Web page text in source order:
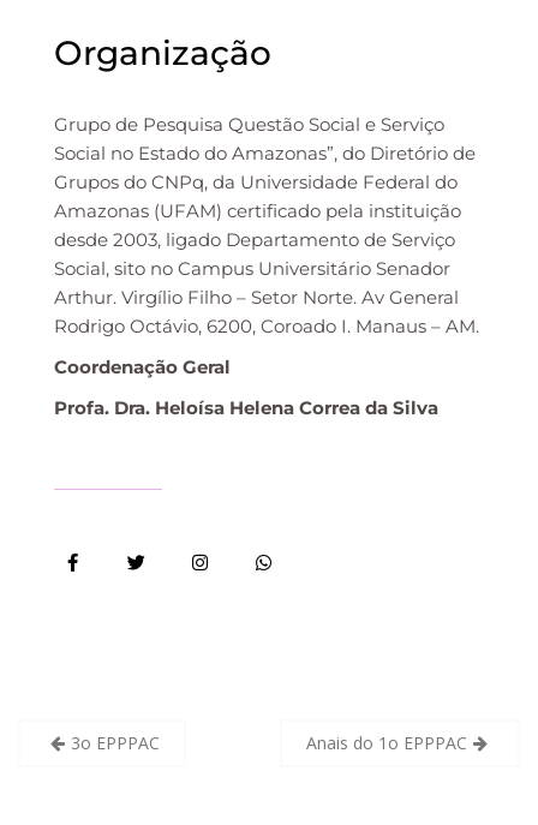
Organização
Grupo de Pesquisa Questão Social e Serviço
Social no Estado do Amazonas”, do Diretório de
Grupos do CNPq, da Universidade Federal do
Amazonas (UFAM) certificado pela instituição
desde 2003, ligado Departamento de Serviço
Social, sito no Campus Universitário Senador
Arthur. Virgílio Filho – Setor Norte. Av General
Rodrigo Octávio, 6200, Coroado I. Manaus – AM.
Coordenação Geral
Profa. Dra. Heloísa Helena Correa da Silva
3o EPPPAC Anais do 1o EPPPAC